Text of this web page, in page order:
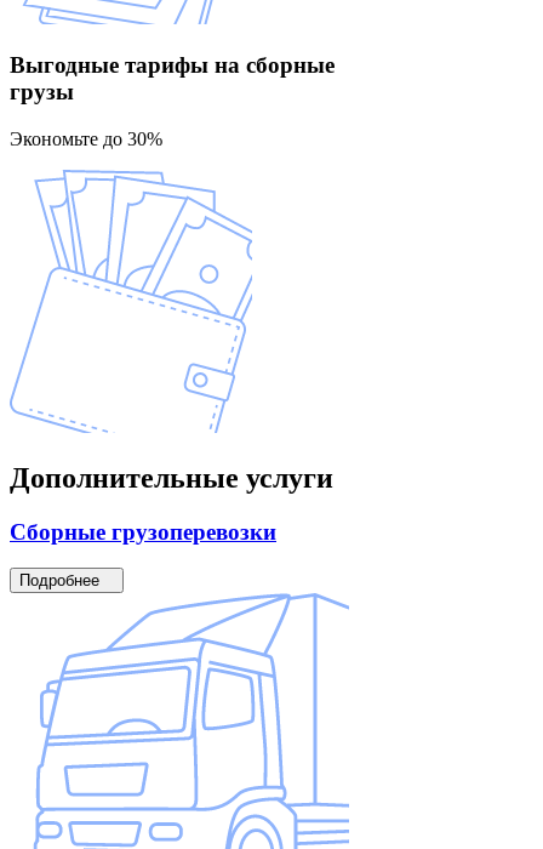
Выгодные тарифы на сборные
грузы
Экономьте до 30%
Дополнительные услуги
Сборные грузоперевозки
Подробнее